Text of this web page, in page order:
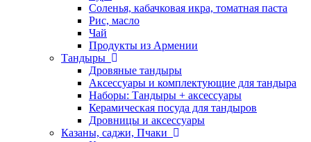
Соленья, кабачковая икра, томатная паста
Рис, масло
Чай
Продукты из Армении
Тандыры
Дровяные тандыры
Аксессуары и комплектующие для тандыра
Наборы: Тандыры + аксессуары
Керамическая посуда для тандыров
Дровницы и аксессуары
Казаны, саджи, Пчаки